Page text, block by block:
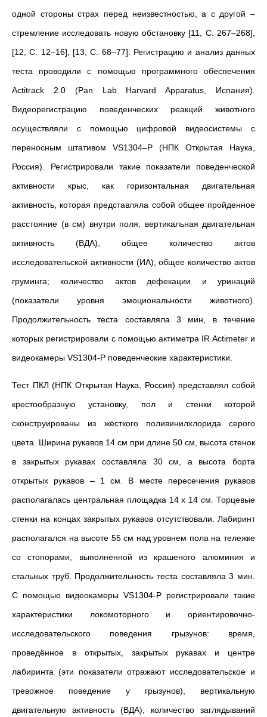
одной стороны страх перед неизвестностью, а с другой –
стремление исследовать новую обстановку [11, С. 267–268],
[12, С. 12–16], [13, С. 68–77]. Регистрацию и анализ данных
теста проводили с помощью программного обеспечения
Actitrack 2.0 (Pan Lab Harvard Apparatus, Испания).
Видеорегистрацию поведенческих реакций животного
осуществляли с помощью цифровой видеосистемы с
переносным штативом VS1304–P (НПК Открытая Наука,
Россия). Регистрировали такие показатели поведенческой
активности крыс, как горизонтальная двигательная
активность, которая представляла собой общее пройденное
расстояние (в см) внутри поля; вертикальная двигательная
активность (ВДА), общее количество актов
исследовательской активности (ИА); общее количество актов
груминга; количество актов дефекации и уринаций
(показатели уровня эмоциональности животного).
Продолжительность теста составляла 3 мин, в течение
которых регистрировали с помощью актиметра IR Actimeter и
видеокамеры VS1304-P поведенческие характеристики.
Тест ПКЛ (НПК Открытая Наука, Россия) представлял собой
крестообразную установку, пол и стенки которой
сконструированы из жёсткого поливинилхлорида серого
цвета. Ширина рукавов 14 см при длине 50 см, высота стенок
в закрытых рукавах составляла 30 см, а высота борта
открытых рукавов – 1 см. В месте пересечения рукавов
располагалась центральная площадка 14 х 14 см. Торцевые
стенки на концах закрытых рукавов отсутствовали. Лабиринт
располагался на высоте 55 см над уровнем пола на тележке
со стопорами, выполненной из крашеного алюминия и
стальных труб. Продолжительность теста составляла 3 мин.
С помощью видеокамеры VS1304-P регистрировали такие
характеристики локомоторного и ориентировочно-
исследовательского поведения грызунов: время,
проведённое в открытых, закрытых рукавах и центре
лабиринта (эти показатели отражают исследовательское и
тревожное поведение у грызунов), вертикальную
двигательную активность (ВДА), количество заглядываний